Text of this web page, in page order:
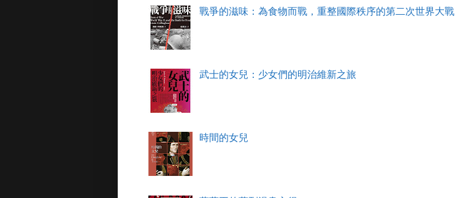
戰爭的滋味：為食物而戰，重整國際秩序的第二次世界大戰
武士的女兒：少女們的明治維新之旅
時間的女兒